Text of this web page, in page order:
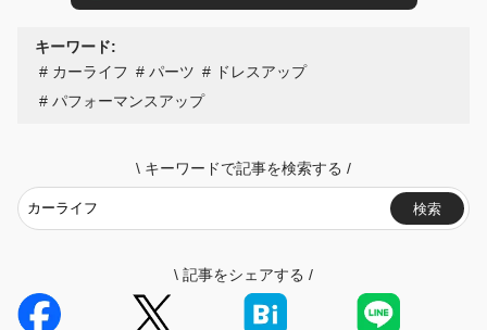
キーワード:
カーライフ
パーツ
ドレスアップ
パフォーマンスアップ
\ キーワードで記事を検索する /
検索
\ 記事をシェアする /